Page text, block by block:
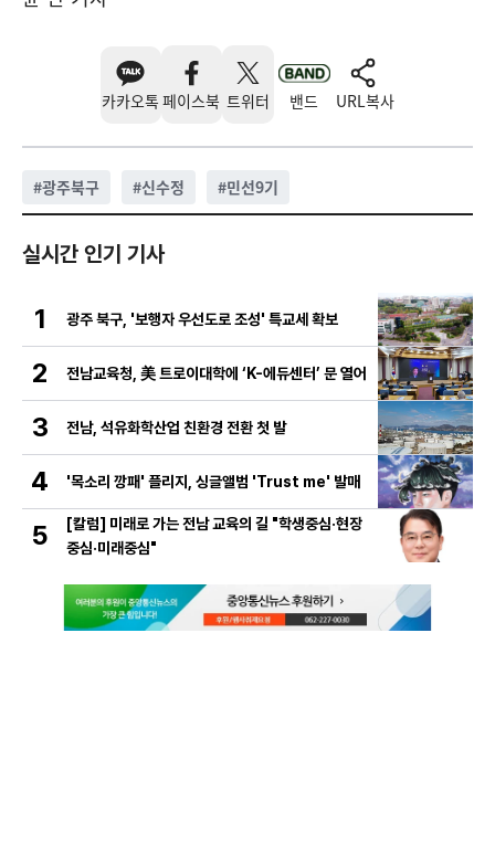
카카오톡 페이스북 트위터 밴드 URL복사
#광주북구 #신수정 #민선9기
실시간 인기 기사
1 광주 북구, '보행자 우선도로 조성' 특교세 확보
2 전남교육청, 美 트로이대학에 ‘K-에듀센터’ 문 열어
3 전남, 석유화학산업 친환경 전환 첫 발
4 '목소리 깡패' 플리지, 싱글앨범 'Trust me' 발매
5
[칼럼] 미래로 가는 전남 교육의 길 "학생중심·현장
중심·미래중심"